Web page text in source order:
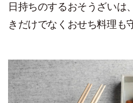
日持ちのするおそうざいは
きだけでなくおせち料理も